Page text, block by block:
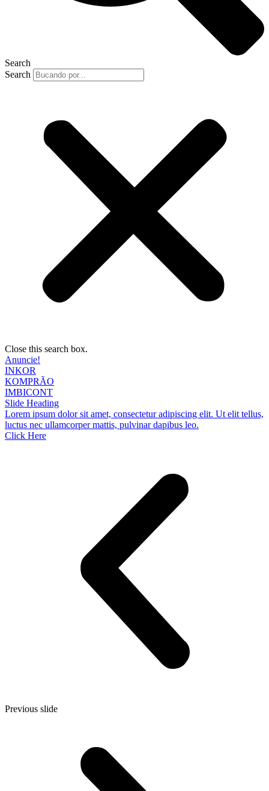
Search
Search
Close this search box.
Anuncie!
INKOR
KOMPRÃO
IMBICONT
Slide Heading
Lorem ipsum dolor sit amet, consectetur adipiscing elit. Ut elit tellus,
luctus nec ullamcorper mattis, pulvinar dapibus leo.
Click Here
Previous slide